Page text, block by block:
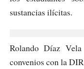
sustancias ilícitas.
Rolando Díaz
convenios con la